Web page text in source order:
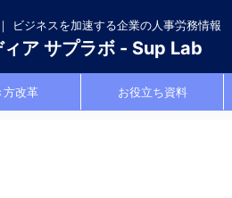
ビジネスを加速する企業の人事労務情報
ィア サプラボ - Sup Lab
方改革 お役立ち資料